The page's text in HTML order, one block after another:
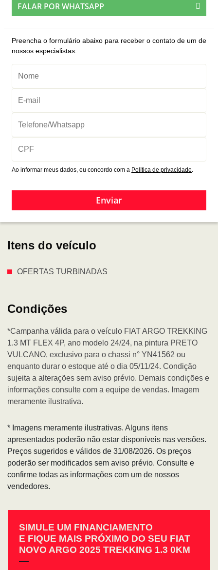
Itens do veículo
OFERTAS TURBINADAS
Condições
*Campanha válida para o veículo FIAT ARGO TREKKING
1.3 MT FLEX 4P, ano modelo 24/24, na pintura PRETO
VULCANO, exclusivo para o chassi n° YN41562 ou
enquanto durar o estoque até o dia 05/11/24. Condição
sujeita a alterações sem aviso prévio. Demais condições e
informações consulte com a equipe de vendas. Imagem
meramente ilustrativa.
* Imagens meramente ilustrativas. Alguns itens
apresentados poderão não estar disponíveis nas versões.
Preços sugeridos e válidos de 31/08/2026. Os preços
poderão ser modificados sem aviso prévio. Consulte e
confirme todas as informações com um de nossos
vendedores.
FALAR POR WHATSAPP
Preencha o formulário abaixo para receber o contato de um de
nossos especialistas:
Ao informar meus dados, eu concordo com a Política de privacidade
Enviar
SIMULE UM FINANCIAMENTO
E FIQUE MAIS PRÓXIMO DO SEU FIAT
NOVO ARGO 2025 TREKKING 1.3 0KM